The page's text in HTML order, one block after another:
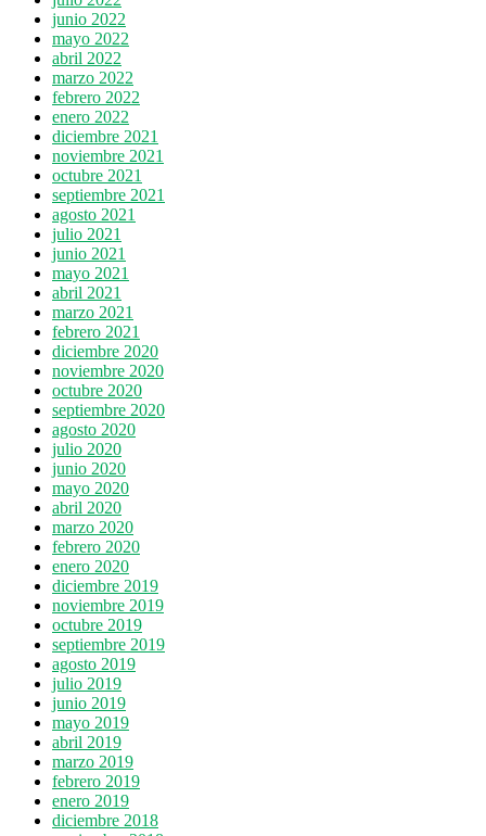
junio 2022
mayo 2022
abril 2022
marzo 2022
febrero 2022
enero 2022
diciembre 2021
noviembre 2021
octubre 2021
septiembre 2021
agosto 2021
julio 2021
junio 2021
mayo 2021
abril 2021
marzo 2021
febrero 2021
diciembre 2020
noviembre 2020
octubre 2020
septiembre 2020
agosto 2020
julio 2020
junio 2020
mayo 2020
abril 2020
marzo 2020
febrero 2020
enero 2020
diciembre 2019
noviembre 2019
octubre 2019
septiembre 2019
agosto 2019
julio 2019
junio 2019
mayo 2019
abril 2019
marzo 2019
febrero 2019
enero 2019
diciembre 2018